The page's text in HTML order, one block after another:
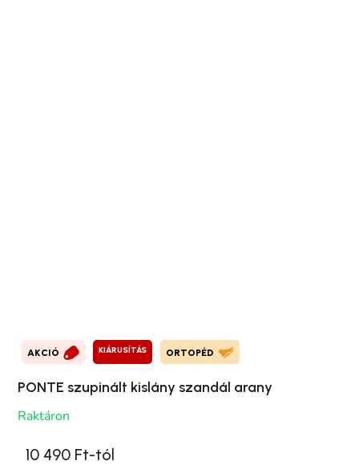
AKCIÓ KIÁRUSÍTÁS ORTOPÉD
PONTE szupinált kislány szandál arany
Raktáron
10 490 Ft-tól